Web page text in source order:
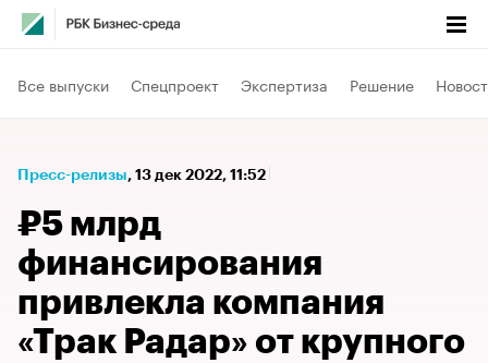
Все выпуски Спецпроект Экспертиза Решение
Пресс-релизы⁠, 13 дек 2022, 11:52
₽5 млрд
финансирования
привлекла компания
«Трак Радар» от крупного